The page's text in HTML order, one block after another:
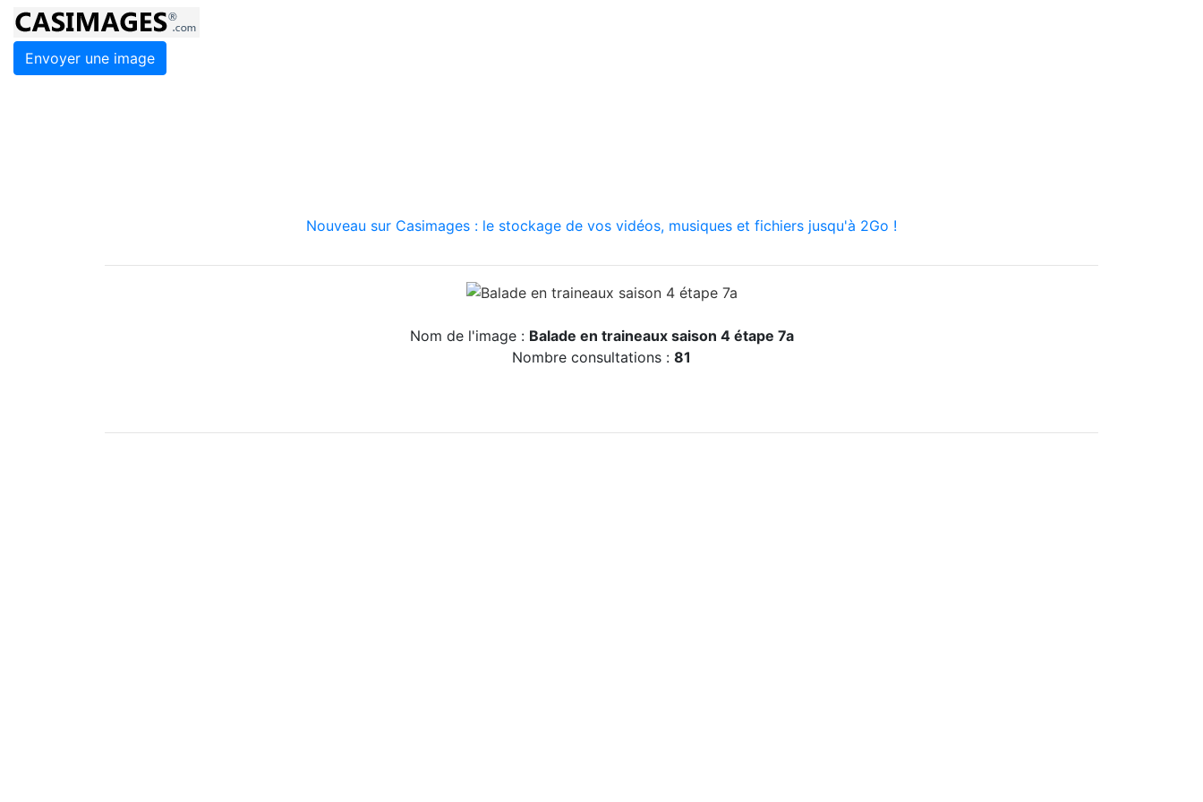
Envoyer une image
Nouveau sur Casimages : le stockage de vos vidéos, musiques et fichiers jusqu'à 2Go !
Nom de l'image : Balade en traineaux saison 4 étape 7a
Nombre consultations : 81